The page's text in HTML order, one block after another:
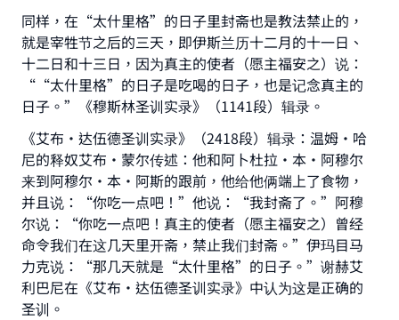
同样，在“太什里格”的日子里封斋也是教法禁止的，
就是宰牲节之后的三天，即伊斯兰历十二月的十一日、
十二日和十三日，因为真主的使者（愿主福安之）说：
““太什里格”的日子是吃喝的日子，也是记念真主的
日子。”《穆斯林圣训实录》（1141段）辑录。
《艾布·达伍德圣训实录》（2418段）辑录：温姆·哈
尼的释奴艾布·蒙尔传述：他和阿卜杜拉·本·阿穆尔
来到阿穆尔·本·阿斯的跟前，他给他俩端上了食物，
并且说：“你吃一点吧！”他说：“我封斋了。”阿穆
尔说：“你吃一点吧！真主的使者（愿主福安之）曾经
命令我们在这几天里开斋，禁止我们封斋。”伊玛目马
力克说：“那几天就是“太什里格”的日子。”谢赫艾
利巴尼在《艾布·达伍德圣训实录》中认为这是正确的
圣训。
Make an impact on millions of lives
with your contribution today